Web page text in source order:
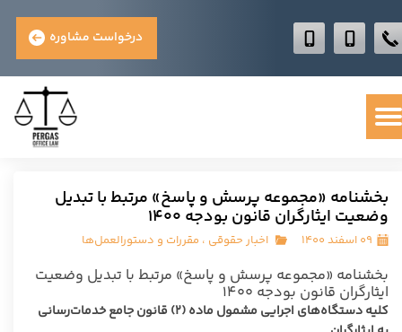
درخواست مشاوره
بخشنامه «مجموعه پرسش و پاسخ» مرتبط با تبدیل
وضعیت ایثارگران قانون بودجه ۱۴۰۰
۰۹ اسفند ۱۴۰۰ اخبار حقوقی ، مقررات و دستورالعمل‌ها
بخشنامه «مجموعه پرسش و پاسخ» مرتبط با تبدیل وضعیت
ایثارگران قانون بودجه ۱۴۰۰
کلیه دستگاه‌های اجرایی مشمول ماده (۲) قانون جامع خدمات‌رسانی